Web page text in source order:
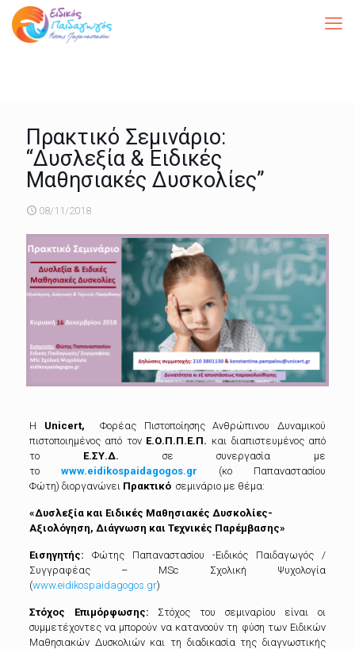
Πρακτικό Σεμινάριο:
“Δυσλεξία & Ειδικές
Μαθησιακές Δυσκολίες”
08/11/2018
Η Unicert, Φορέας Πιστοποίησης Ανθρώπινου Δυναμικού
πιστοποιημένος από τονΕ.Ο.Π.Π.Ε.Π. και διαπιστευμένος από
τοΕ.ΣΥ.Δ. σε συνεργασία με
το www.eidikospaidagogos.gr
(κο Παπαναστασίου
Φώτη) διοργανώνει Πρακτικόσεμινάριο με θέμα:
«Δυσλεξία και Ειδικές Μαθησιακές Δυσκολίες-
Αξιολόγηση, Διάγνωση και Τεχνικές Παρέμβασης»
Εισηγητής: Φώτης Παπαναστασίου -Ειδικός Παιδαγωγός /
Συγγραφέας – MSc Σχολική Ψυχολογία
(www.eidikospaidagogos.gr)
Στόχος Επιμόρφωσης: Στόχος του σεμιναρίου είναι οι
συμμετέχοντες να μπορούν να κατανοούν τη φύση των Ειδικών
Μαθησιακών Δυσκολιών και τη διαδικασία της διαγνωστικής